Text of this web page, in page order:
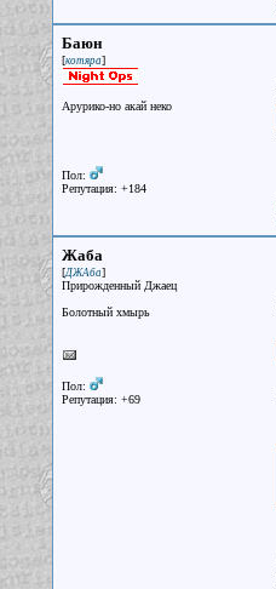
Баюн
[котяра]
Арурико-но акай неко
Пол:
Репутация: +184
Жаба
[ДЖАба]
Прирожденный Джаец
Болотный хмырь
Пол:
Репутация: +69